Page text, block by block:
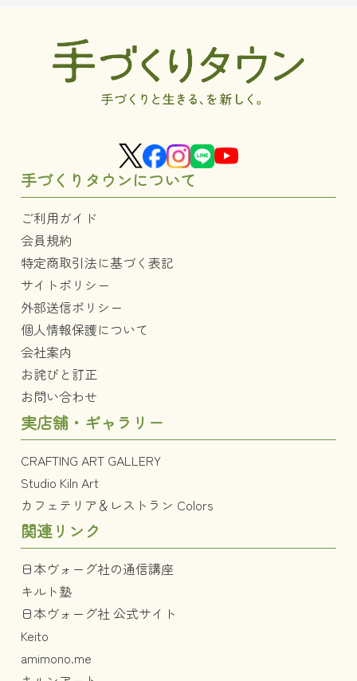
手づくりタウンについて
ご利用ガイド
会員規約
特定商取引法に基づく表記
サイトポリシー
外部送信ポリシー
個人情報保護について
会社案内
お詫びと訂正
お問い合わせ
実店舗・ギャラリー
CRAFTING ART GALLERY
Studio Kiln Art
カフェテリア＆レストラン Colors
関連リンク
日本ヴォーグ社の通信講座
キルト塾
日本ヴォーグ社 公式サイト
Keito
amimono.me